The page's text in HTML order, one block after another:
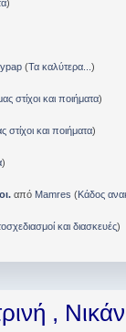
)
(Τα καλύτερα... )
στίχοι και ποιήματα)
στίχοι και ποιήματα)
)
από Mamres (Κάδος
και διασκευές)
,